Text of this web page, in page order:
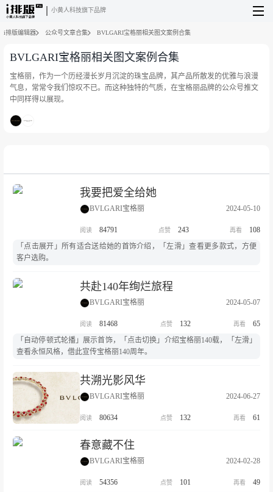
小黄人科技旗下品牌
i排版编辑器 公众号文章合集 BVLGARI宝格丽相关图文案例合集
BVLGARI宝格丽相关图文案例合集
宝格丽，作为一个历经漫长岁月沉淀的珠宝品牌，其产品所散发的优雅与浪漫
气息，常常令我们惊叹不已。而这种独特的气质，在宝格丽品牌的公众号推文
中同样得以展现。
我要把爱全给她
BVLGARI宝格丽 2024-05-10
84791 243
108
「点击展开」所有适合送给她的首饰介绍，「左滑」查看更多款式，方便
客户选购。
共赴140年绚烂旅程
BVLGARI宝格丽 2024-05-07
81468 132
65
「自动停顿式轮播」展示首饰，「点击切换」介绍宝格丽140载，「左滑」
查看永恒风格，借此宣传宝格丽140周年。
共溯光影风华
BVLGARI宝格丽 2024-06-27
80634 132 61
春意藏不住
BVLGARI宝格丽 2024-02-28
54356 101
49